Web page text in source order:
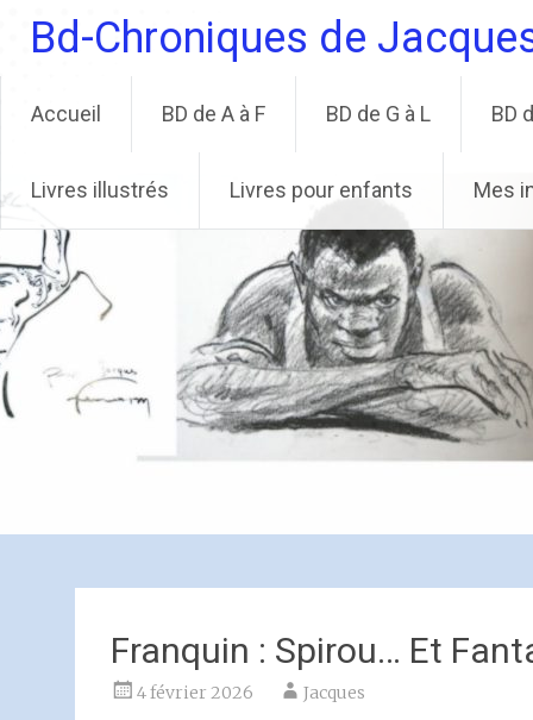
contenu
Bd-Chroniques de
Accueil BD de A à F BD de G à L BD
Livres illustrés Livres pour enfants Mes
Franquin : Spirou… Et
4 février 2026 Jacques